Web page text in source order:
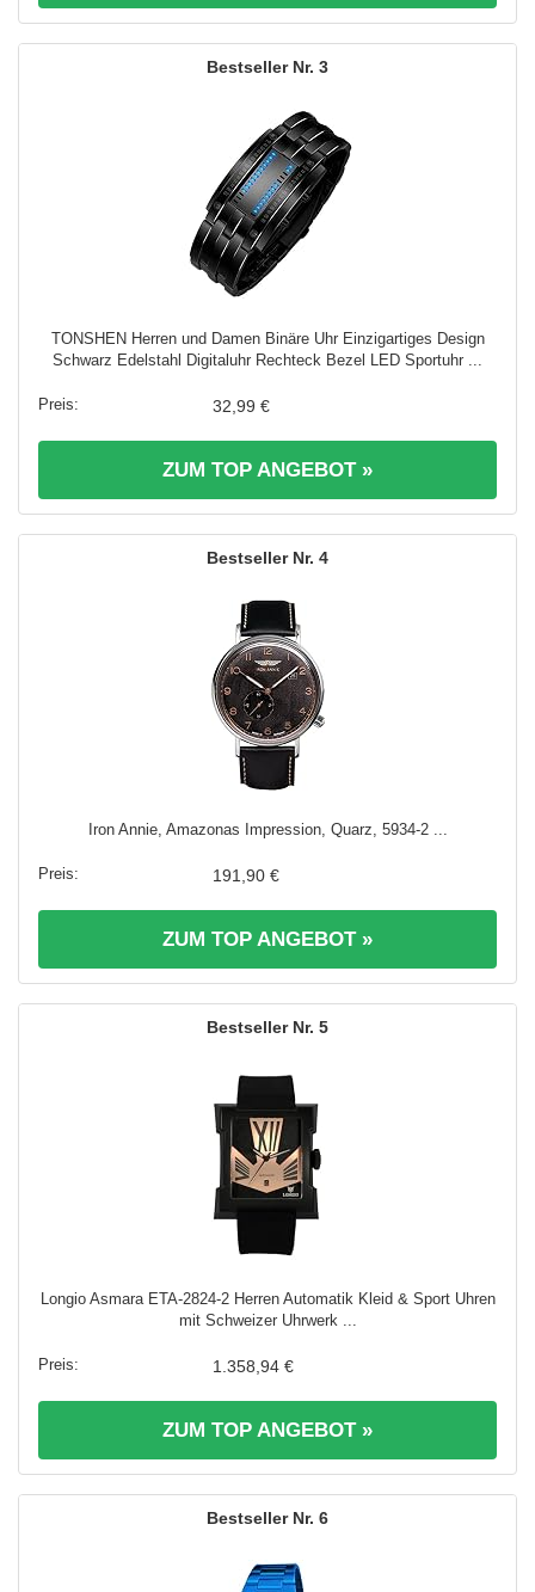
3
TONSHEN Herren und Damen Binäre Uhr Einzigartiges Design
Schwarz Edelstahl Digitaluhr Rechteck Bezel LED Sportuhr ...
32,99 €
ZUM TOP ANGEBOT »
4
Iron Annie, Amazonas Impression, Quarz, 5934-2 ...
191,90 €
ZUM TOP ANGEBOT »
5
Longio Asmara ETA-2824-2 Herren Automatik Kleid & Sport Uhren
mit Schweizer Uhrwerk ...
1.358,94 €
ZUM TOP ANGEBOT »
6